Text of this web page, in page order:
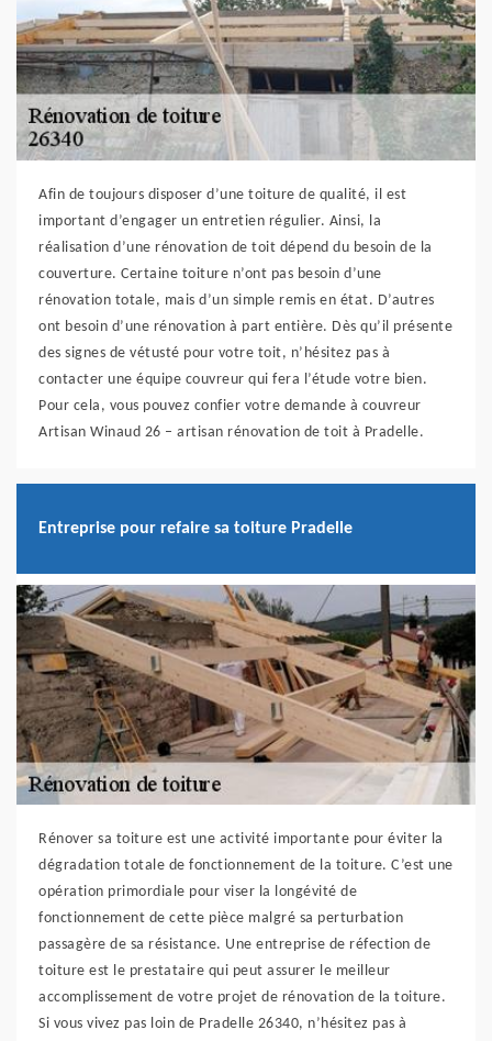
Afin de toujours disposer d’une toiture de qualité, il est
important d’engager un entretien régulier. Ainsi, la
réalisation d’une rénovation de toit dépend du besoin de la
couverture. Certaine toiture n’ont pas besoin d’une
rénovation totale, mais d’un simple remis en état. D’autres
ont besoin d’une rénovation à part entière. Dès qu’il présente
des signes de vétusté pour votre toit, n’hésitez pas à
contacter une équipe couvreur qui fera l’étude votre bien.
Pour cela, vous pouvez confier votre demande à couvreur
Artisan Winaud 26 – artisan rénovation de toit à Pradelle.
Entreprise pour refaire sa toiture Pradelle
Rénover sa toiture est une activité importante pour éviter la
dégradation totale de fonctionnement de la toiture. C’est une
opération primordiale pour viser la longévité de
fonctionnement de cette pièce malgré sa perturbation
passagère de sa résistance. Une entreprise de réfection de
toiture est le prestataire qui peut assurer le meilleur
accomplissement de votre projet de rénovation de la toiture.
Si vous vivez pas loin de Pradelle 26340, n’hésitez pas à